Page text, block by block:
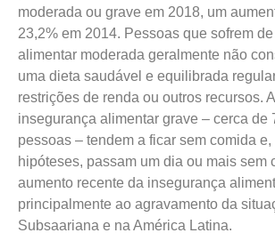
moderada ou grave em 2018, um
23,2% em 2014. Pessoas que sofrem
alimentar moderada geralmente não
uma dieta saudável e equilibrada
restrições de renda ou outros recursos.
insegurança alimentar grave – cerca de
pessoas – tendem a ficar sem comida
hipóteses, passam um dia ou mais sem
aumento recente da insegurança
principalmente ao agravamento da
Subsaariana e na América Latina.